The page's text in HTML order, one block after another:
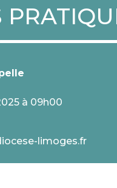
à 09h00
limoges.fr